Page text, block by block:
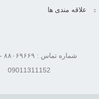
علاقه مندی ها
09011311152